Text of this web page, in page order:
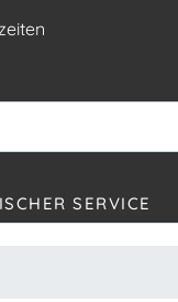
SERVICE